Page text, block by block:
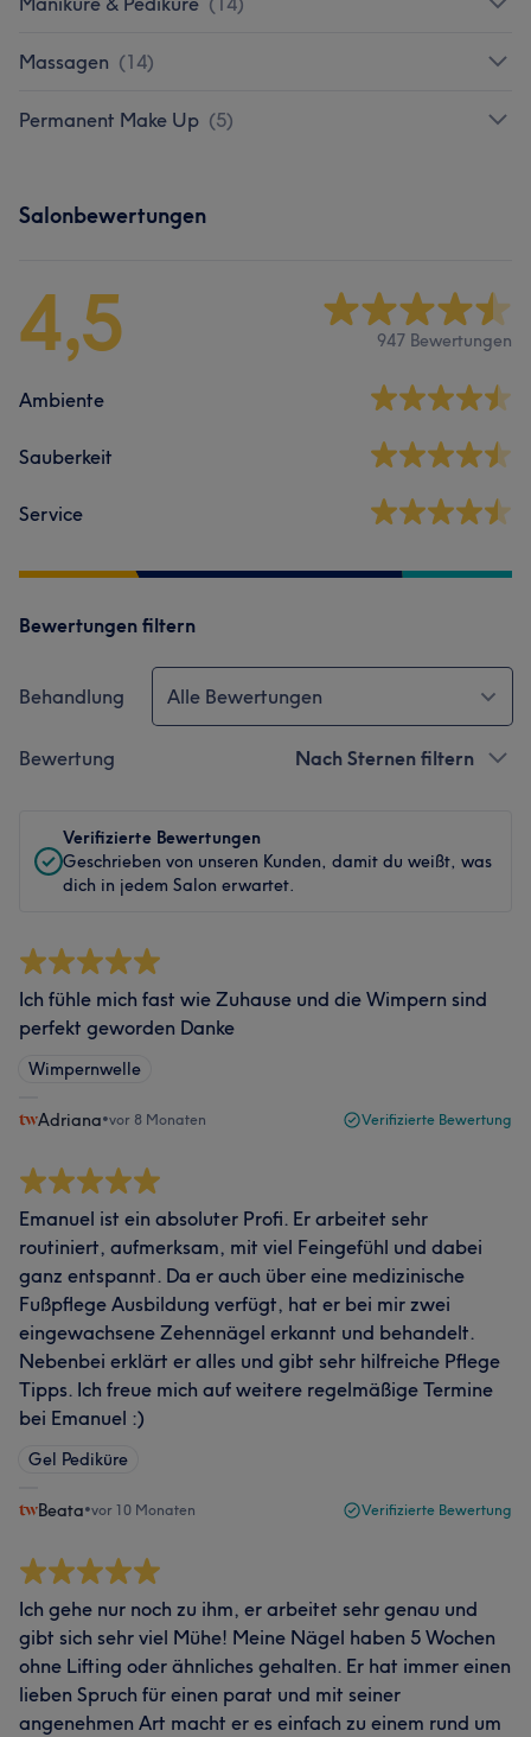
Massagen (14)
Permanent Make Up (5)
Salonbewertungen
4,5 947 Bewertungen
Ambiente
Sauberkeit
Service
Bewertungen filtern
Behandlung Alle Bewertungen
Bewertung Nach Sternen filtern
Verifizierte Bewertungen
Geschrieben von unseren Kunden, damit du weißt, was
dich in jedem Salon erwartet.
Ich fühle mich fast wie Zuhause und die Wimpern sind
perfekt geworden Danke
Wimpernwelle
Adriana•vor 8 Monaten Verifizierte Bewertung
Emanuel ist ein absoluter Profi. Er arbeitet sehr
routiniert, aufmerksam, mit viel Feingefühl und dabei
ganz entspannt. Da er auch über eine medizinische
Fußpflege Ausbildung verfügt, hat er bei mir zwei
eingewachsene Zehennägel erkannt und behandelt.
Nebenbei erklärt er alles und gibt sehr hilfreiche Pflege
Tipps. Ich freue mich auf weitere regelmäßige Termine
bei Emanuel :)
Gel Pediküre
Beata•vor 10 Monaten Verifizierte Bewertung
Ich gehe nur noch zu ihm, er arbeitet sehr genau und
gibt sich sehr viel Mühe! Meine Nägel haben 5 Wochen
ohne Lifting oder ähnliches gehalten. Er hat immer einen
lieben Spruch für einen parat und mit seiner
angenehmen Art macht er es einfach zu einem rund um